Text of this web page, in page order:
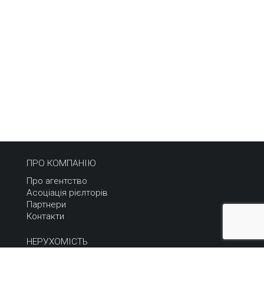
ПРО КОМПАНІЮ
Про агентство
Асоціація рієлторів
Партнери
Контакти
НЕРУХОМІСТЬ